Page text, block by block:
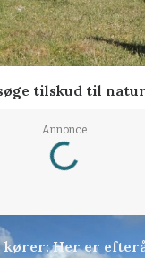
tilskud til
Annonce
Loading...
kører: Her er